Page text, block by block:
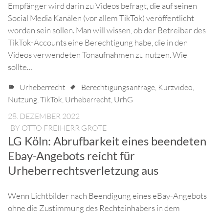
Empfänger wird darin zu Videos befragt, die auf seinen
Social Media Kanälen (vor allem TikTok) veröffentlicht
worden sein sollen. Man will wissen, ob der Betreiber des
TikTok-Accounts eine Berechtigung habe, die in den
Videos verwendeten Tonaufnahmen zu nutzen. Wie
sollte…
Urheberrecht Berechtigungsanfrage, Kurzvideo,
Nutzung,TikTok, Urheberrecht, UrhG
28. DEZEMBER 2022
BY OTTO FREIHERR GROTE
LG Köln: Abrufbarkeit eines beendeten
Ebay-Angebots reicht für
Urheberrechtsverletzung aus
Wenn Lichtbilder nach Beendigung eines eBay-Angebots
ohne die Zustimmung des Rechteinhabers in dem